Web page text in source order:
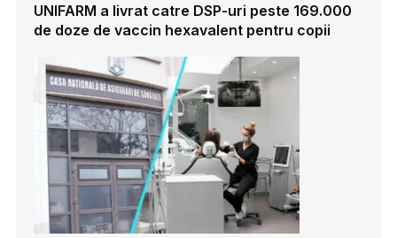
UNIFARM a livrat catre DSP-uri peste 169.000
de doze de vaccin hexavalent pentru copii